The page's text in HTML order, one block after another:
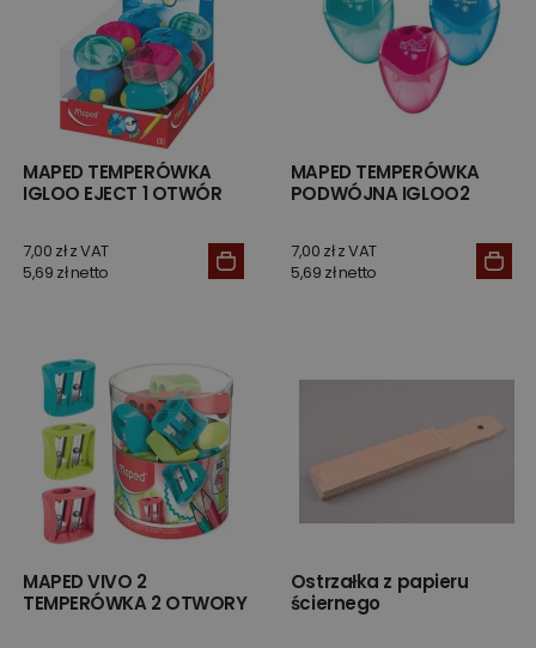
MAPED TEMPERÓWKA
IGLOO EJECT 1 OTWÓR
7,00 zł z VAT
5,69 zł netto
MAPED TEMPERÓWKA
PODWÓJNA IGLOO2
7,00 zł z VAT
5,69 zł netto
MAPED VIVO 2
TEMPERÓWKA 2 OTWORY
Ostrzałka z papieru
ściernego